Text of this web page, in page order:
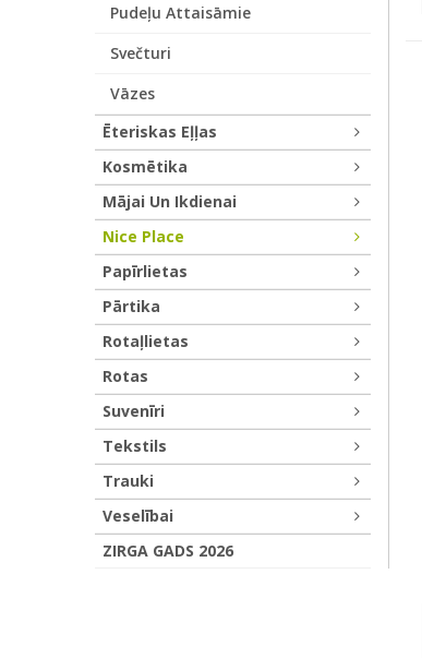
Pudeļu Attaisāmie
Svečturi
Vāzes
Ēteriskas Eļļas
Kosmētika
Mājai Un Ikdienai
Nice Place
Papīrlietas
Pārtika
Rotaļlietas
Rotas
Suvenīri
Tekstils
Trauki
Veselībai
ZIRGA GADS 2026